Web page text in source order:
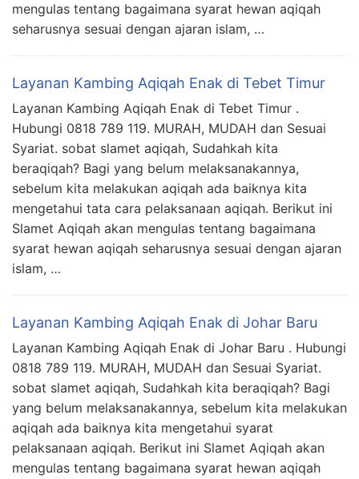
mengulas tentang bagaimana syarat hewan aqiqah
seharusnya sesuai dengan ajaran islam, …
Layanan Kambing Aqiqah Enak di Tebet Timur
Layanan Kambing Aqiqah Enak di Tebet Timur .
Hubungi 0818 789 119. MURAH, MUDAH dan Sesuai
Syariat. sobat slamet aqiqah, Sudahkah kita
beraqiqah? Bagi yang belum melaksanakannya,
sebelum kita melakukan aqiqah ada baiknya kita
mengetahui tata cara pelaksanaan aqiqah. Berikut ini
Slamet Aqiqah akan mengulas tentang bagaimana
syarat hewan aqiqah seharusnya sesuai dengan ajaran
islam, …
Layanan Kambing Aqiqah Enak di Johar Baru
Layanan Kambing Aqiqah Enak di Johar Baru . Hubungi
0818 789 119. MURAH, MUDAH dan Sesuai Syariat.
sobat slamet aqiqah, Sudahkah kita beraqiqah? Bagi
yang belum melaksanakannya, sebelum kita melakukan
aqiqah ada baiknya kita mengetahui syarat
pelaksanaan aqiqah. Berikut ini Slamet Aqiqah akan
mengulas tentang bagaimana syarat hewan aqiqah